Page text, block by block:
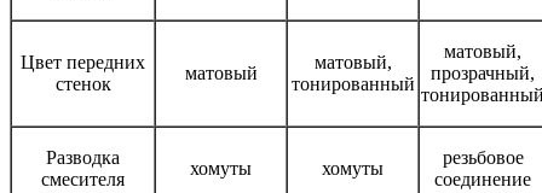
Цвет передних
стенок
матовый
матовый,
тонированный
матовый,
прозрачный,
Разводка
смесителя
хомуты хомуты
резьбовое
соединение